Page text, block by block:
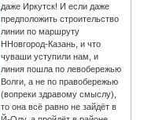
даже Иркутск! И если даже
предположить строительство
линии по маршруту
ННовгород-Казань, и что
чуваши уступили нам, и
линия пошла по левобережью
Волги, а не по правобережью
(вопреки здравому смыслу),
то она всё равно не зайдёт в